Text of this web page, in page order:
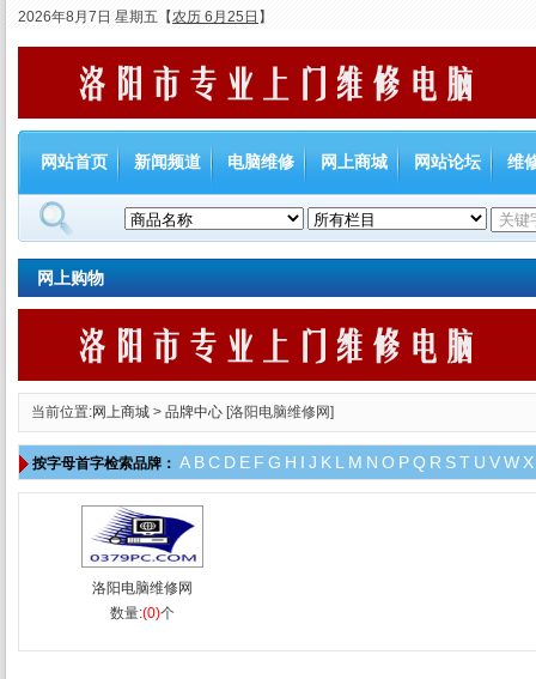
2026年8月7日 星期五 【农历 6月25日 】
网站首页 新闻频道 电脑维修 网上商城 网站论坛 维
网上购物
当前位置:网上商城 > 品牌中心 [洛阳电脑维修网]
按字母首字检索品牌： A BC D E F G H I J K L M N O PQ R ST U VW X
洛阳电脑维修网
数量:(0)个